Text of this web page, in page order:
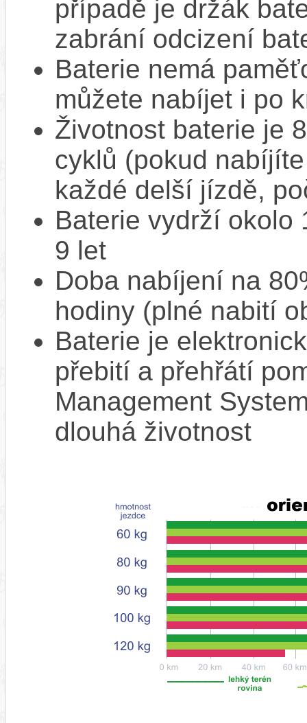
případě je držák
zabrání odcizení
Baterie nemá
můžete nabíjet i po
Životnost baterie je
cyklů (pokud
každé delší jízdě,
Baterie vydrží okolo
9 let
Doba nabíjení na
hodiny (plné nabití
Baterie je
přebití a přehřátí
Management
dlouhá životnost